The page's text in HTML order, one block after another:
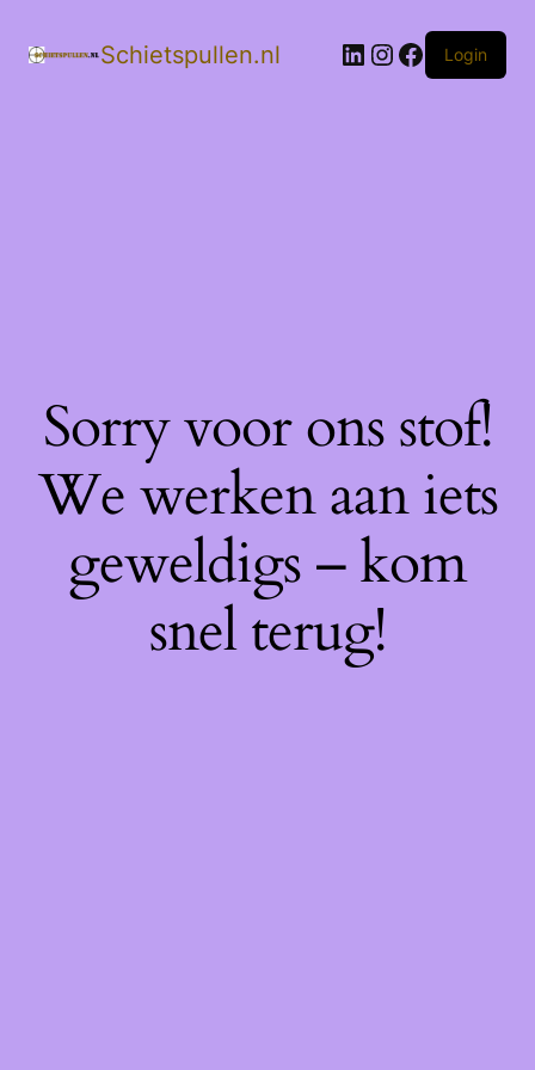
Schietspullen.nl LinkedIn
Instagram
Facebook
Login
Sorry voor ons stof!
We werken aan iets
geweldigs – kom
snel terug!